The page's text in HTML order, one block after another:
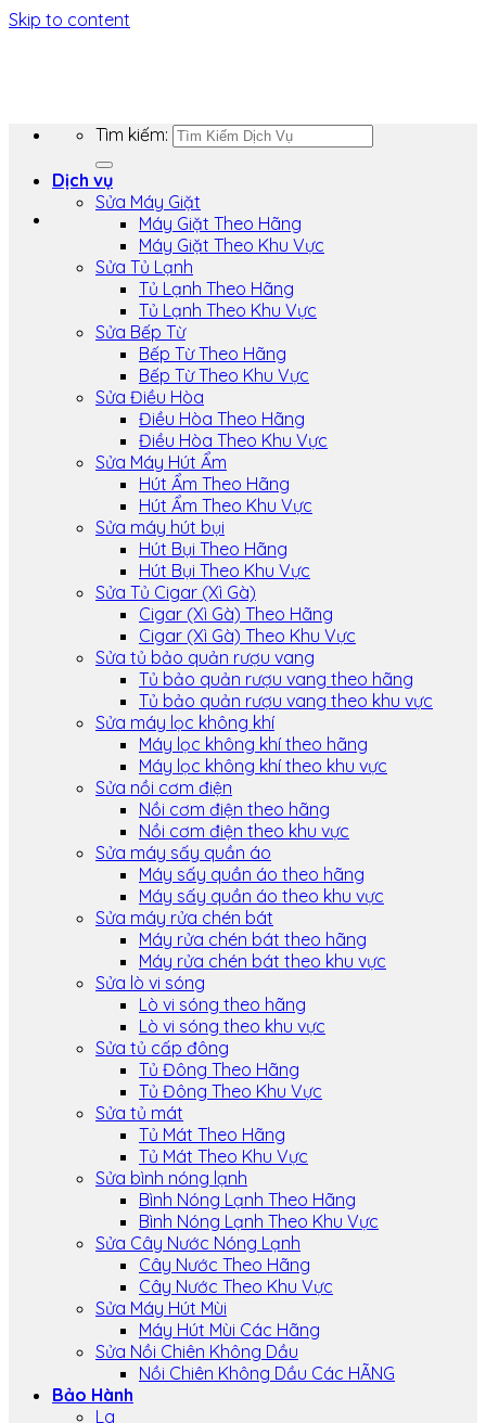
Skip to content
Tìm kiếm:
Dịch vụ
Sửa Máy Giặt
Máy Giặt Theo Hãng
Máy Giặt Theo Khu Vực
Sửa Tủ Lạnh
Tủ Lạnh Theo Hãng
Tủ Lạnh Theo Khu Vực
Sửa Bếp Từ
Bếp Từ Theo Hãng
Bếp Từ Theo Khu Vực
Sửa Điều Hòa
Điều Hòa Theo Hãng
Điều Hòa Theo Khu Vực
Sửa Máy Hút Ẩm
Hút Ẩm Theo Hãng
Hút Ẩm Theo Khu Vực
Sửa máy hút bụi
Hút Bụi Theo Hãng
Hút Bụi Theo Khu Vực
Sửa Tủ Cigar (Xì Gà)
Cigar (Xì Gà) Theo Hãng
Cigar (Xì Gà) Theo Khu Vực
Sửa tủ bảo quản rượu vang
Tủ bảo quản rượu vang theo hãng
Tủ bảo quản rượu vang theo khu vực
Sửa máy lọc không khí
Máy lọc không khí theo hãng
Máy lọc không khí theo khu vực
Sửa nồi cơm điện
Nồi cơm điện theo hãng
Nồi cơm điện theo khu vực
Sửa máy sấy quần áo
Máy sấy quần áo theo hãng
Máy sấy quần áo theo khu vực
Sửa máy rửa chén bát
Máy rửa chén bát theo hãng
Máy rửa chén bát theo khu vực
Sửa lò vi sóng
Lò vi sóng theo hãng
Lò vi sóng theo khu vực
Sửa tủ cấp đông
Tủ Đông Theo Hãng
Tủ Đông Theo Khu Vực
Sửa tủ mát
Tủ Mát Theo Hãng
Tủ Mát Theo Khu Vực
Sửa bình nóng lạnh
Bình Nóng Lạnh Theo Hãng
Bình Nóng Lạnh Theo Khu Vực
Sửa Cây Nước Nóng Lạnh
Cây Nước Theo Hãng
Cây Nước Theo Khu Vực
Sửa Máy Hút Mùi
Máy Hút Mùi Các Hãng
Sửa Nồi Chiên Không Dầu
Nồi Chiên Không Dầu Các HÃNG
Bảo Hành
Lg